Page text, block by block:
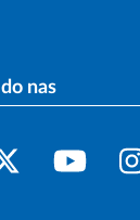
nas